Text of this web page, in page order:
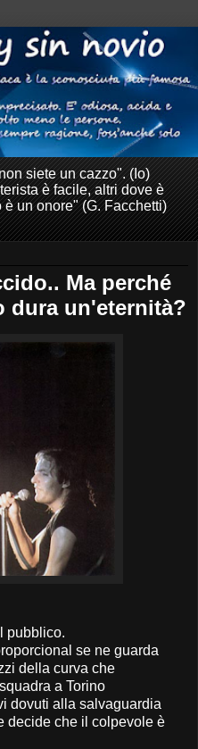
siete un cazzo". (Io)
è facile, altri dove è
un onore" (G. Facchetti)
Ma perché
dura un'eternità?
pubblico.
se ne guarda
della curva che
a Torino
dovuti alla salvaguardia
decide che il colpevole è